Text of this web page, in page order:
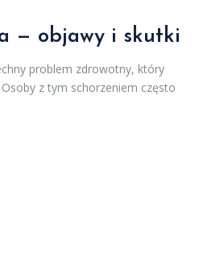
— objawy i skutki
problem zdrowotny, który
Osoby z tym schorzeniem często